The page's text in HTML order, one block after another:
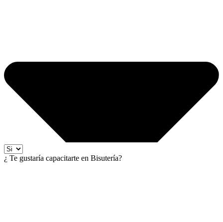
¿ Te gustaría capacitarte en Bisutería?